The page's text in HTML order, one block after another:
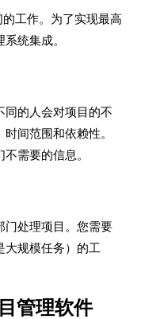
工作。为了实现最高
统集成。
同的人会对项目的不
间范围和依赖性。
需要的信息。
门处理项目。您需要
大规模任务）的工
管理软件